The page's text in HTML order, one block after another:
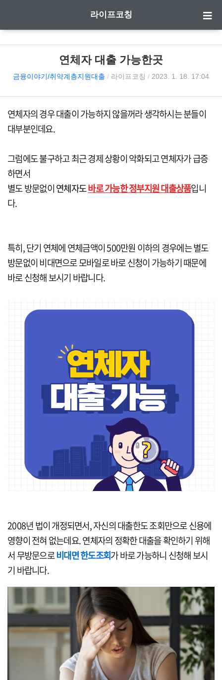
라이프코칭
연체자 대출 가능한곳
금융이야기/취약계층지원대출 / 라이프코칭 / 2023. 1. 18. 17:04
연체자의 경우 대출이 가능하지 않을꺼라 생각하시는 분들이
대부분인데요.
그럼에도 불구하고 최근 경제 상황이 악화되고 연체자가 급증
하면서
별도 방문없이연체자도바로 가능한 정부지원 대출상품입니
다.
특히, 단기 연체에 연체금액이 500만원 이하의 경우에는 별도
방문없이 비대면으로 모바일로 바로 신청이 가능하기 때문에
바로 신청해 보시기 바랍니다.
2008년 법이 개정되면서, 자신의 대출한도 조회만으로 신용에
영향이 전혀 없는데요. 연체자의 정확한 대출을 확인하기 위해
서 무방문으로비대면 한도조회가 바로 가능하니 신청해 보시
기 바랍니다.